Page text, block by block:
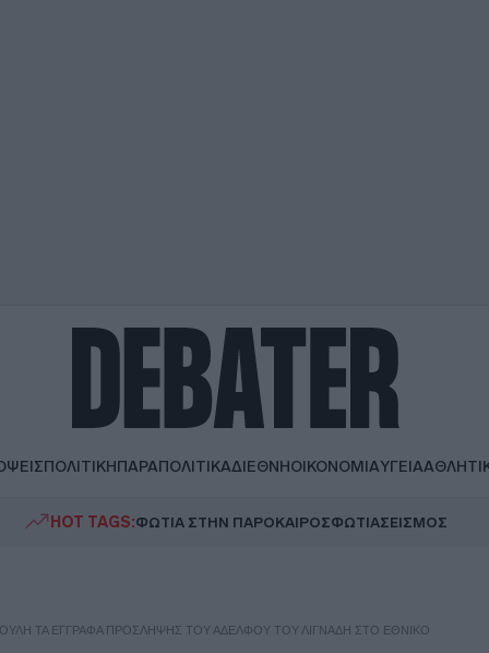
ΠΟΛΙΤΙΚΗΠΑΡΑΠΟΛΙΤΙΚΑΔΙΕΘΝΗΟΙΚΟΝΟΜΙΑΥΓΕΙΑ
HOT TAGS:ΦΩΤΙΑ ΣΤΗΝ ΠΑΡΟΚΑΙΡΟΣΦΩΤΙΑΣΕΙΣΜΟΣ
ΤΑ ΈΓΓΡΑΦΑ ΠΡΌΣΛΗΨΗΣ ΤΟΥ ΑΔΕΛΦΟΎ ΤΟΥ ΛΙΓΝΆΔΗ ΣΤΟ ΕΘΝΙΚΌ